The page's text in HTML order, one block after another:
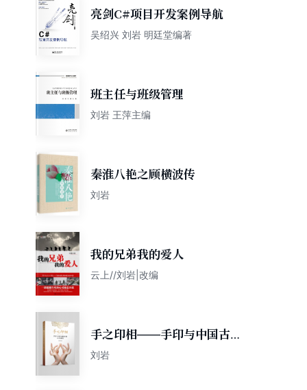
亮剑C#项目开发案例导航
吴绍兴 刘岩 明廷堂编著
班主任与班级管理
刘岩 王萍主编
秦淮八艳之顾横波传
刘岩
我的兄弟我的爱人
云上//刘岩|改编
手之印相——手印与中国古典
舞手舞之关系研究
刘岩